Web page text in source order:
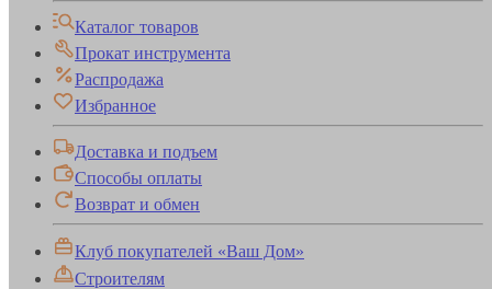
Каталог товаров
Прокат инструмента
Распродажа
Избранное
Доставка и подъем
Способы оплаты
Возврат и обмен
Клуб покупателей «Ваш Дом»
Строителям